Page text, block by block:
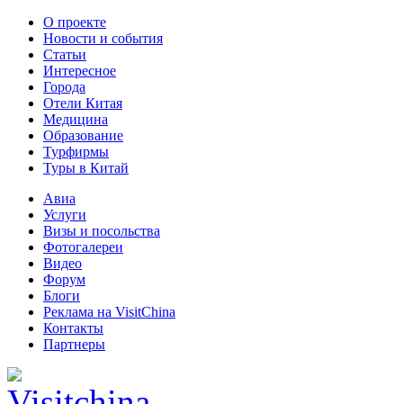
О проекте
Новости и события
Статьи
Интересное
Города
Отели Китая
Медицина
Образование
Турфирмы
Туры в Китай
Авиа
Услуги
Визы и посольства
Фотогалереи
Видео
Форум
Блоги
Реклама на VisitChina
Контакты
Партнеры